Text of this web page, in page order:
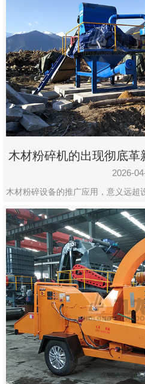
木材粉碎机的出现彻底革
式
2026-
木材粉碎设备的推广应用，意义远超